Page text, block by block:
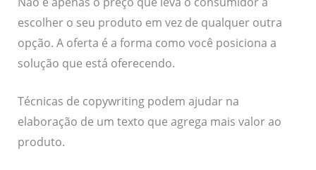
escolher o seu produto em vez de qualquer outra
opção. A oferta é a forma como você posiciona a
solução que está oferecendo.
Técnicas de copywriting podem ajudar na
elaboração de um texto que agrega mais valor ao
produto.